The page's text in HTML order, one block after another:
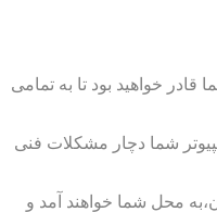
خواهید بود تا به تمامی
شما دچار مشکلات فنی
محل شما خواهند آمد و